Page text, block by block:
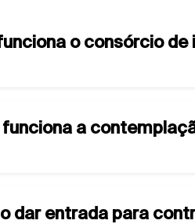
o consórcio
a
dar entrada para